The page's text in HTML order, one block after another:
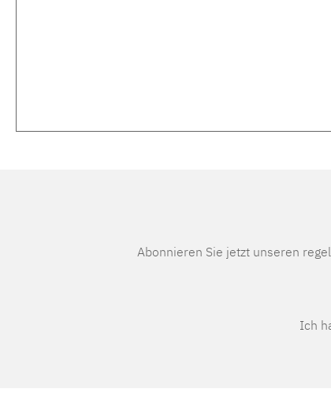
Abonnieren Sie jetzt unseren
Ich